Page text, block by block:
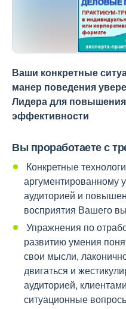
Ваши конкретные
манер поведения
Лидера для
эффективности
Вы проработаете с
Конкретные
аргументированному
аудиторией и
восприятия Вашего
Упражнения по
развитию умения
свои мысли,
двигаться и
аудиторией,
ситуационные